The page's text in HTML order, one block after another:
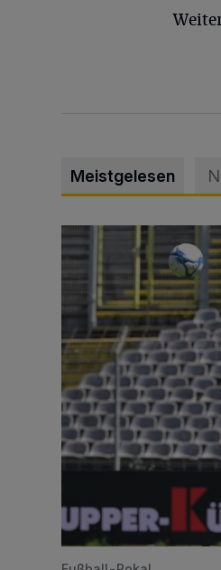
Meistgelesen
WSV: Übertragung im